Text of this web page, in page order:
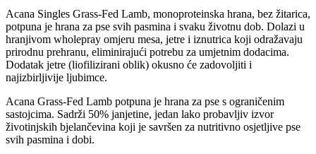
Acana Singles Grass-Fed Lamb, monoproteinska hrana, bez žitarica,
potpuna je hrana za pse svih pasmina i svaku životnu dob. Dolazi u
hranjivom wholepray omjeru mesa, jetre i iznutrica koji odražavaju
prirodnu prehranu, eliminirajući potrebu za umjetnim dodacima.
Dodatak jetre (liofilizirani oblik) okusno će zadovoljiti i
najizbirljivije ljubimce.
Acana Grass-Fed Lamb potpuna je hrana za pse s ograničenim
sastojcima. Sadrži 50% janjetine, jedan lako probavljiv izvor
životinjskih bjelančevina koji je savršen za nutritivno osjetljive pse
svih pasmina i dobi.